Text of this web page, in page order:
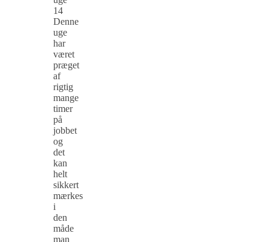
14
Denne
uge
har
været
præget
af
rigtig
mange
timer
på
jobbet
og
det
kan
helt
sikkert
mærkes
i
den
måde
man